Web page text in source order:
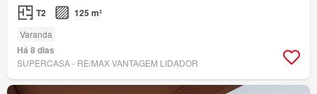
T2 125 m²
Varanda
Há 8 dias
SUPERCASA - RE/MAX VANTAGEM LIDADOR